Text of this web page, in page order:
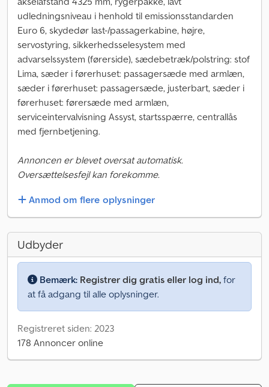
udledningsniveau i henhold til emissionsstandarden
Euro 6, skydedør last-/passagerkabine, højre,
servostyring, sikkerhedsselesystem med
advarselssystem (førerside), sædebetræk/polstring: stof
Lima, sæder i førerhuset: passagersæde med armlæn,
sæder i førerhuset: passagersæde, justerbart, sæder i
førerhuset: førersæde med armlæn,
serviceintervalvisning Assyst, startsspærre, centrallås
med fjernbetjening.
Annoncen er blevet oversat automatisk.
Oversættelsesfejl kan forekomme.
Anmod om flere oplysninger
Udbyder
Bemærk: Registrer dig gratis eller log ind, for
at få adgang til alle oplysninger.
Registreret siden: 2023
178 Annoncer online